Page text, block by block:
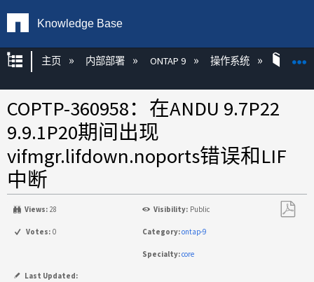
Knowledge Base
扩展/隐缩全局层次
主页 内部部署 ONTAP 9 操作系统
COPTP-360958：在ANDU 9.7P22
9.9.1P20期间出现
vifmgr.lifdown.noports错误和LIF
中断
Views: 28 Visibility: Public
Votes: 0 Category:ontap-9
Specialty:core
Last Updated: